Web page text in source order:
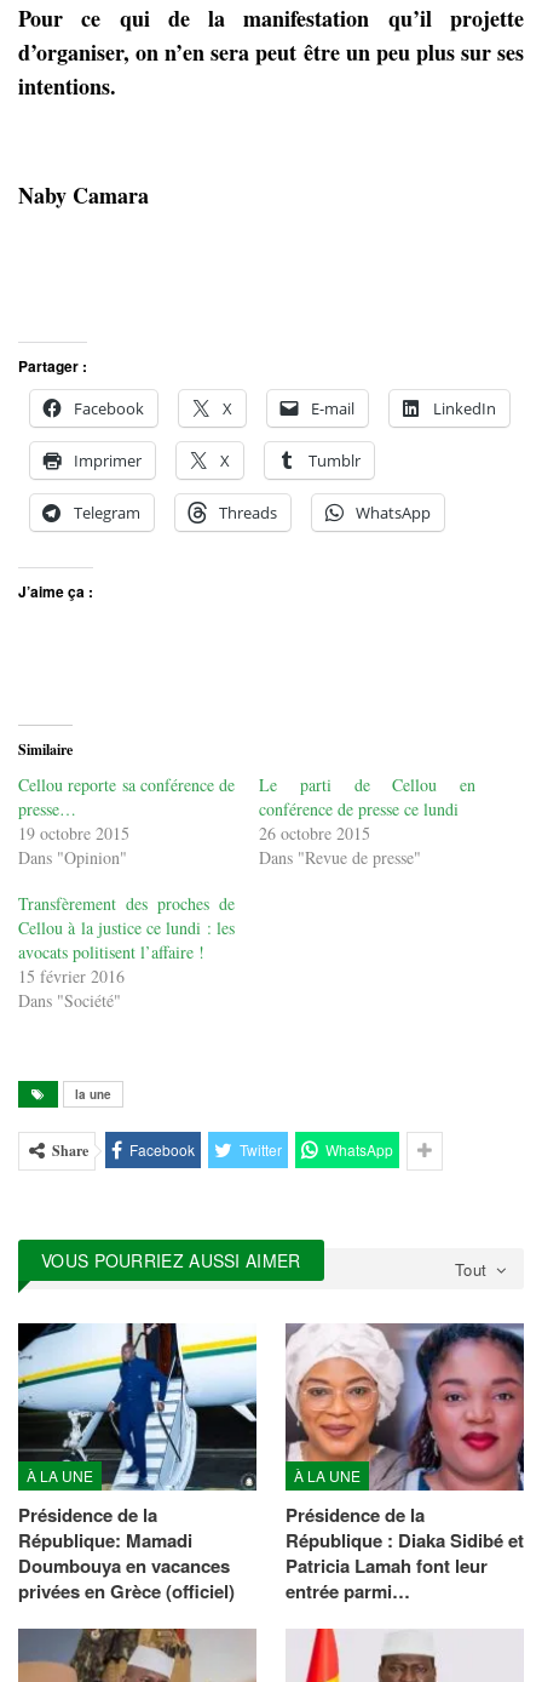
Pour ce qui de la manifestation qu’il projette
d’organiser, on n’en sera peut être un peu plus sur ses
intentions.
Naby Camara
Partager :
Facebook
X E-mail LinkedIn
Imprimer X Tumblr
Telegram Threads WhatsApp
J’aime ça :
Similaire
Cellou reporte sa conférence de
presse…
19 octobre 2015
Dans "Opinion"
Le parti de Cellou en
conférence de presse ce lundi
26 octobre 2015
Dans "Revue de presse"
Transfèrement des proches de
Cellou à la justice ce lundi : les
avocats politisent l’affaire !
15 février 2016
Dans "Société"
la une
Share Facebook Twitter WhatsApp
Tout
VOUS POURRIEZ AUSSI AIMER
À LA UNE
Présidence de la
République: Mamadi
Doumbouya en vacances
privées en Grèce (officiel)
À LA UNE
Présidence de la
République : Diaka Sidibé et
Patricia Lamah font leur
entrée parmi…